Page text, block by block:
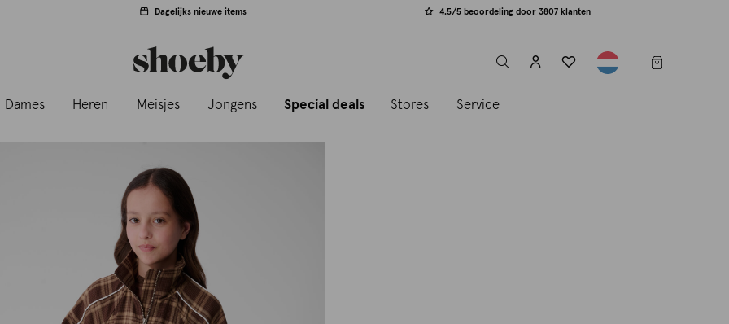
Dagelijks nieuwe items 4.5/5 beoordeling door 3807 klanten
label.header.toggle
Dames Heren Meisjes Jongens Special deals Stores Service